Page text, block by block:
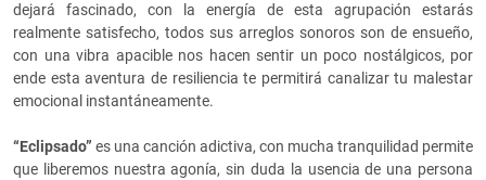
dejará fascinado, con la energía de esta agrupación estarás
realmente satisfecho, todos sus arreglos sonoros son de ensueño,
con una vibra apacible nos hacen sentir un poco nostálgicos, por
ende esta aventura de resiliencia te permitirá canalizar tu malestar
emocional instantáneamente.
“Eclipsado” es una canción adictiva, con mucha tranquilidad permite
que liberemos nuestra agonía, sin duda la usencia de una persona